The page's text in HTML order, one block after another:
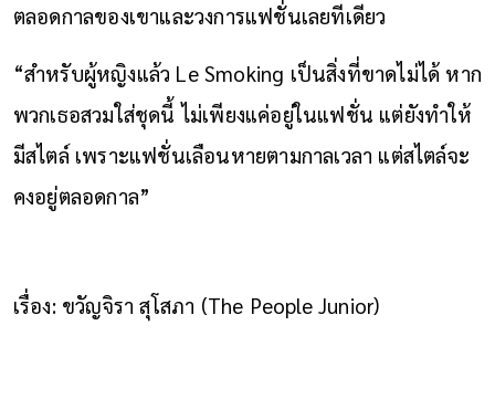
ตลอดกาลของเขาและวงการแฟชั่นเลยทีเดียว
“สำหรับผู้หญิงแล้ว Le Smoking เป็นสิ่งที่ขาดไม่ได้ หาก
พวกเธอสวมใส่ชุดนี้ ไม่เพียงแค่อยู่ในแฟชั่น แต่ยังทำให้
มีสไตล์ เพราะแฟชั่นเลือนหายตามกาลเวลา แต่สไตล์จะ
คงอยู่ตลอดกาล”
เรื่อง: ขวัญจิรา สุโสภา (The People Junior)